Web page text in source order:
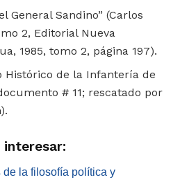
General Sandino” (Carlos
2, Editorial Nueva
1985, tomo 2, página 197).
Histórico de la Infantería de
# 11; rescatado por
interesar:
de la filosofía política y